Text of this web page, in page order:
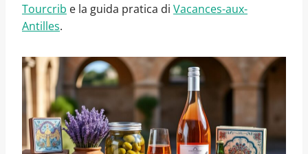
Tourcrib e la guida pratica di Vacances-aux-
Antilles.